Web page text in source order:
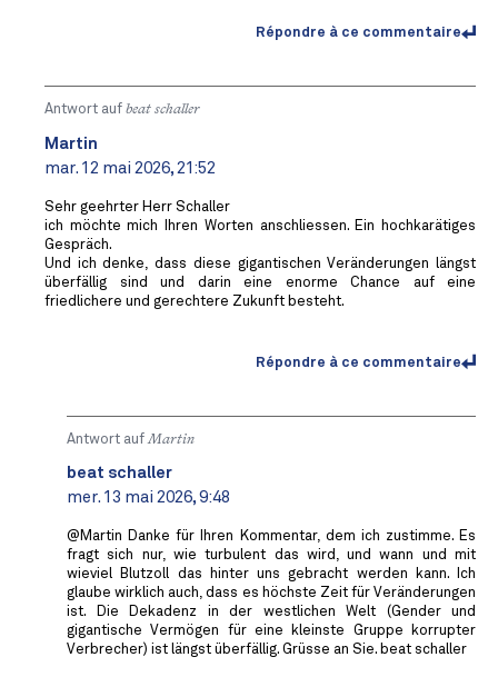
Répondre à ce commentaire
Antwort auf beat schaller
Martin
mar. 12 mai 2026, 21:52
Sehr geehrter Herr Schaller
ich möchte mich Ihren Worten anschliessen. Ein hochkarätiges
Gespräch.
Und ich denke, dass diese gigantischen Veränderungen längst
überfällig sind und darin eine enorme Chance auf eine
friedlichere und gerechtere Zukunft besteht.
Répondre à ce commentaire
Antwort aufMartin
beat schaller
mer. 13 mai 2026, 9:48
@Martin Danke für Ihren Kommentar, dem ich zustimme. Es
fragt sich nur, wie turbulent das wird, und wann und mit
wieviel Blutzoll das hinter uns gebracht werden kann. Ich
glaube wirklich auch, dass es höchste Zeit für Veränderungen
ist. Die Dekadenz in der westlichen Welt (Gender und
gigantische Vermögen für eine kleinste Gruppe korrupter
Verbrecher) ist längst überfällig. Grüsse an Sie. beat schaller